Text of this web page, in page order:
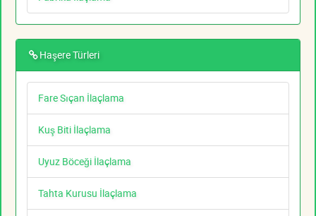
Haşere Türleri
Fare Sıçan İlaçlama
Kuş Biti İlaçlama
Uyuz Böceği İlaçlama
Tahta Kurusu İlaçlama